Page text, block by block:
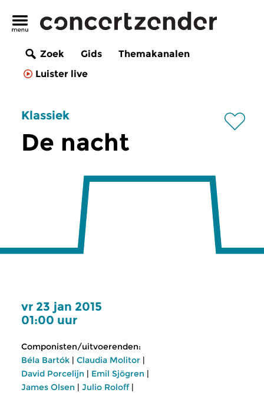
Zoek Gids
Themakanalen
Luister live
Klassiek
De nacht
vr 23 jan 2015
01:00 uur
Componisten/uitvoerenden:
Béla Bartók | Claudia Molitor |
David Porcelijn | Emil Sjögren |
James Olsen | Julio Roloff|